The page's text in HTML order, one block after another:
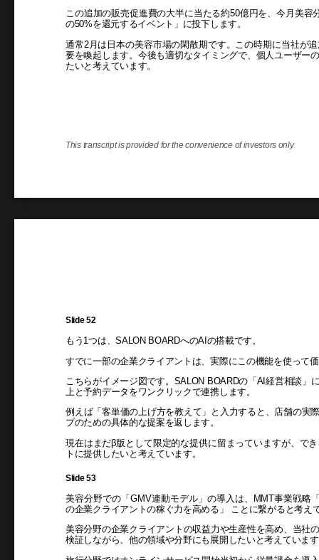
この追加の販売促進費の大半に当たる約50億円を、今月美
の50%を還元するイベント」に投下します。
通常2月は日本の美容市場の閑散期です。この時期に当社が
要を喚起します。今後も適切なタイミングで、個人ユーザー
たいと考えています。
This transcript is provided for the convenience of investors only
Slide 52
もう1つは、SALON BOARDへのAIの搭載です。
すでに一部の企業クライアントは、実際にこの機能を使って
こちらがイメージ図です。SALON BOARDの「AI経営相談」
上と予約データをワンクリックで連携します。
例えば「客単価の上げ方を教えて」と入力すると、店舗の実
プのための具体的な提案を返します。
現在はまだβ版として限定的な提供に留まっていますが、で
トに提供したいと考えています。
Slide 53
美容分野での「GMV連動モデル」の導入は、MMT事業戦略
の企業クライアントの稼ぐ力を高める」 ことに繋がると考え
美容分野の企業クライアントの収益力や生産性を高め、当社
検証しながら、他の領域や分野にも展開したいと考えていま